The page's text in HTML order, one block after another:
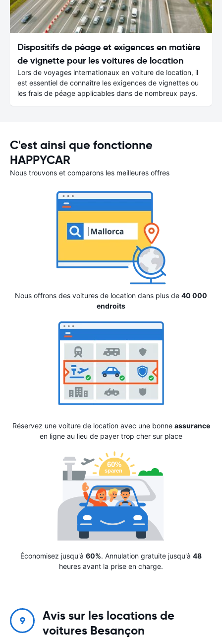
Dispositifs de péage et exigences en matière
de vignette pour les voitures de location
Lors de voyages internationaux en voiture de location, il
est essentiel de connaître les exigences de vignettes ou
les frais de péage applicables dans de nombreux pays.
C'est ainsi que fonctionne
HAPPYCAR
Nous trouvons et comparons les meilleures offres
Nous offrons des voitures de location dans plus de 40 000
endroits
Réservez une voiture de location avec une bonne assurance
en ligne au lieu de payer trop cher sur place
Économisez jusqu'à 60%. Annulation gratuite jusqu'à 48
heures avant la prise en charge.
9
Avis sur les locations de
voitures Besançon